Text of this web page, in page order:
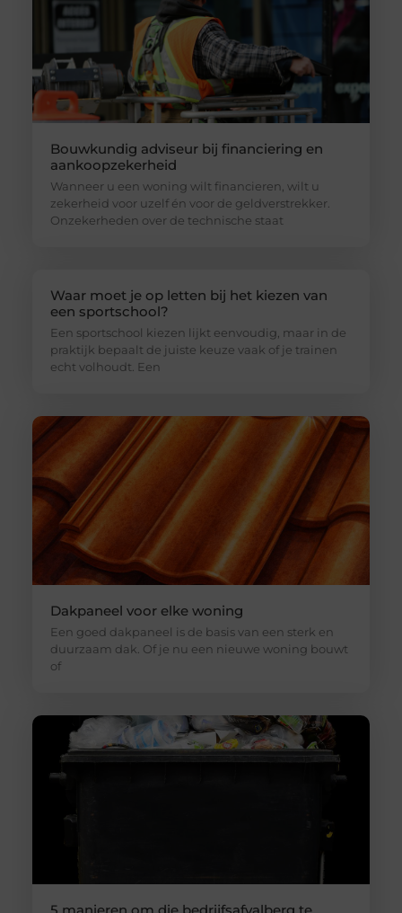
Bouwkundig adviseur bij financiering en
aankoopzekerheid
Wanneer u een woning wilt financieren, wilt u
zekerheid voor uzelf én voor de geldverstrekker.
Onzekerheden over de technische staat
Waar moet je op letten bij het kiezen van
een sportschool?
Een sportschool kiezen lijkt eenvoudig, maar in de
praktijk bepaalt de juiste keuze vaak of je trainen
echt volhoudt. Een
Dakpaneel voor elke woning
Een goed dakpaneel is de basis van een sterk en
duurzaam dak. Of je nu een nieuwe woning bouwt
of